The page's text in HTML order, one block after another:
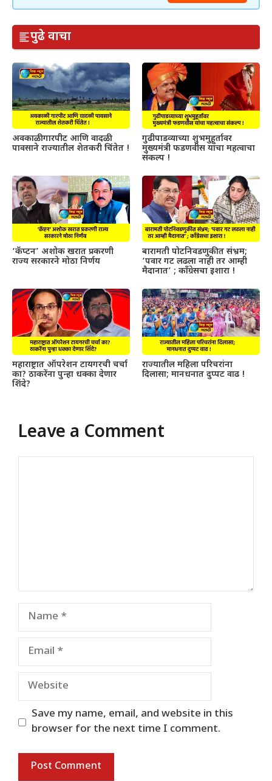
पुढे वाचा
अवकाळी गारपीट आणि वादळी
पावसाने राज्यातील शेतकरी चिंतेत !
गुढीपाडव्याच्या शुभमुहूर्तावर
मुख्यमंत्री फडणवीस यांचा महत्वाचा
संकल्प !
‘कॅप्टन’ अशोक खरात प्रकरणी
राज्य सरकारने मोठा निर्णय
बारामती पोटनिवडणुकीत संभ्रम;
‘पवार गट लढला नाही तर आम्ही
मैदानात’ ; काँग्रेसचा इशारा !
महाराष्ट्रात ऑपरेशन टायगरची चर्चा
का? ठाकरेंना पुन्हा धक्का देणार
शिंदे?
राज्यातील महिला परिचरांना
दिलासा; मानधनात दुप्पट वाढ !
Leave a Comment
Name
Email
Website
Save my name, email, and website in this
browser for the next time I comment.